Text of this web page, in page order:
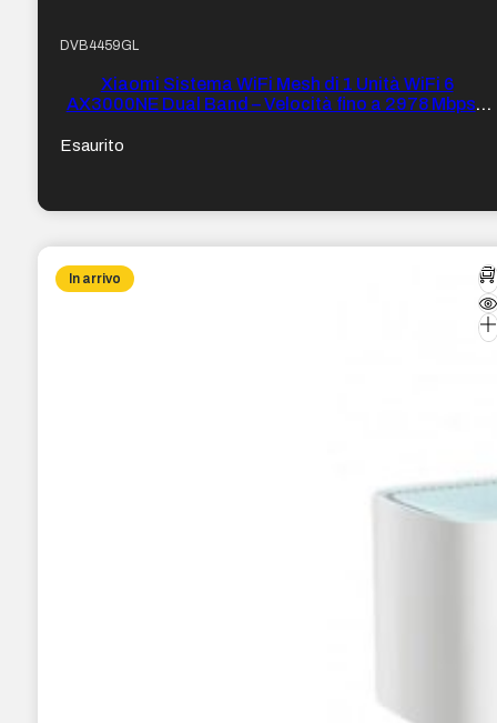
DVB4459GL
Xiaomi Sistema WiFi Mesh di 1 Unità WiFi 6
AX3000NE Dual Band – Velocità fino a 2978 Mbps –
Esaurito
In arrivo